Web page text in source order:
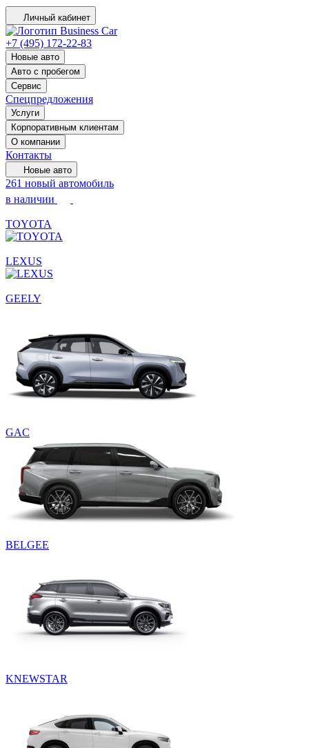
Личный кабинет
+7 (495) 172-22-83
Новые авто
Авто с пробегом
Сервис
Спецпредложения
Услуги
Корпоративным клиентам
О компании
Контакты
Новые авто
261 новый автомобиль
в наличии
TOYOTA
LEXUS
GEELY
GAC
BELGEE
KNEWSTAR